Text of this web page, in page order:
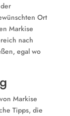
Ort
Markise
nach
egal wo
Markise
Tipps, die